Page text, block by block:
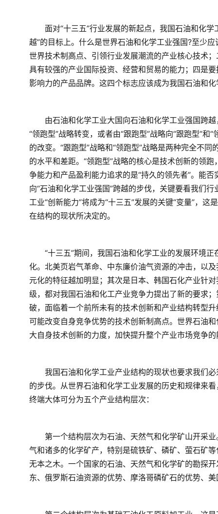
面对“十三五”行业发展的新起点，我国石油和化学
越”的目标上。什么是世界石油和化学工业强国?至少
世界技术制高点、引领行业发展潮流的产业核心技术
具有较强的产业国际投资、经营和贸易的能力；四是
影响力的产品品牌。这四个标志应该成为我国石油和
由石油和化学工业大国向石油和化学工业强国跨越
“领跑型”战略转变，或者由“跟跑型”战略向“跟跑型”
的改变。“跟跑型”战略和“领跑型”战略是两种完全不
的水平和差距。“领跑型”战略的核心是技术创新的领
争能力和产品盈利能力追求的是“持久的领先者”。能
向“石油和化学工业强国”跨越的步伐，关键要看我们
工业“创新能力”将成为“十三五”发展的关键“变量”，
在结构的现状所决定的。
“十三五”期间，我国石油和化学工业的发展环境正
化。北美页岩气革命、中东廉价油气资源的冲击，以
元化的特征越加明显；其次是日本、韩国石化产业针
级，都对我国石油和化工产业竞争力提出了新的要求
破，面临着一个前所未有的技术创新和产业结构转型
可能改变自身竞争优势的技术创新制高点。世界石油
大自身技术创新的力度，加快提升整个产业市场竞争
我国石油和化学工业产业结构的现状也要求我们必
的步伐。从世界石油和化学工业发展的历史和规律来
终端大体可分为五个产业结构层次：
第一个结构层次为石油、天然气和化学矿山开采业
气和诸多的化学矿产，特别是硫铁矿、磷矿、萤石矿
无本之木。一个国家的石油、天然气和化学矿的勘探
东、俄罗斯石油资源的优势、摩洛哥磷矿石的优势、